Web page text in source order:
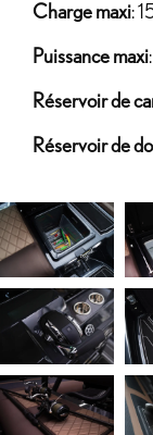
Charge maxi:
Puissance maxi
Réservoir de
Réservoir de